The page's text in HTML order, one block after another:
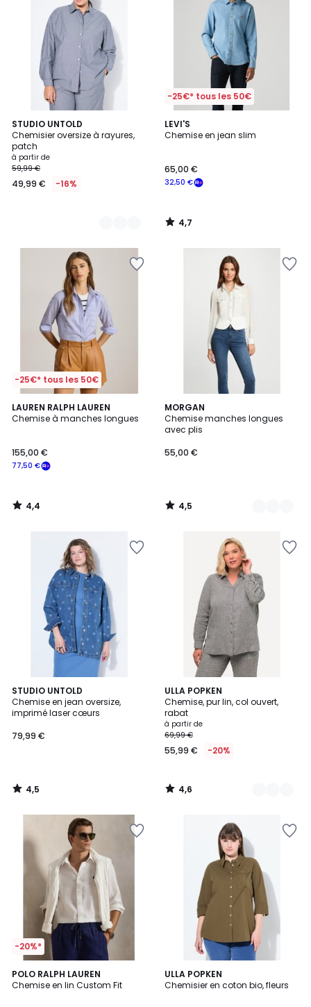
STUDIO UNTOLD
Chemisier oversize à rayures,
patch
à partir de
59,99 €
49,99 € -16%
2
Couleurs
-25€* tous les 50€
LEVI'S
Chemise en jean slim
32,50 €
65,00 €
4,7
/ 5
4,7
/
-25€* tous les 50€
LAUREN RALPH LAUREN
Chemise à manches longues
77,50 €
155,00 €
4,4
/ 5
4,4
/
MORGAN
Chemise manches longues
avec plis
55,00 €
4,5
/ 5
3
Couleurs
4,5
/
STUDIO UNTOLD
Chemise en jean oversize,
imprimé laser cœurs
79,99 €
4,5
/ 5
4,5
/
ULLA POPKEN
Chemise, pur lin, col ouvert,
rabat
à partir de
69,99 €
55,99 € -20%
4,6
/ 5
5
Couleurs
4,6
/
-20%*
POLO RALPH LAUREN
Chemise en lin Custom Fit
3,7
/ 5
4
Couleurs
ULLA POPKEN
Chemisier en coton bio, fleurs